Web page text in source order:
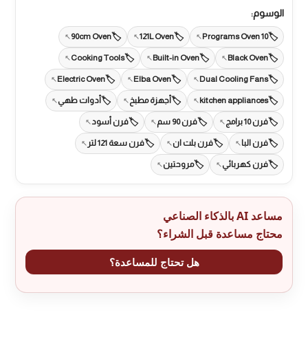
الوسوم:
10 Programs Oven
121L Oven
90cm Oven
Black Oven
Built-in Oven
Cooking Tools
Dual Cooling Fans
Elba Oven
Electric Oven
kitchen appliances أجهزة مطبخ أدوات طهي
فرن 10 برامج فرن 90 سم فرن أسود
فرن البا فرن بلت ان فرن سعة 121 لتر
فرن كهربائي مروحتين
مساعد AI بالذكاء الصناعي
محتاج مساعدة قبل الشراء؟
هل تحتاج للمساعدة؟